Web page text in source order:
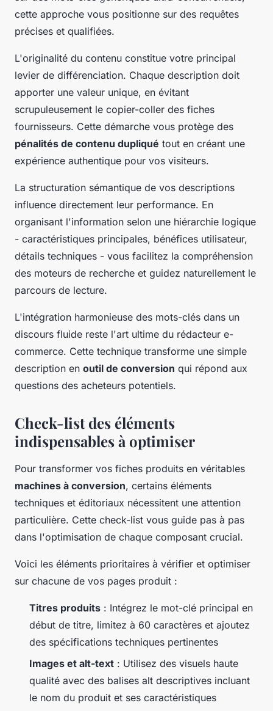
cette approche vous positionne sur des requêtes
précises et qualifiées.
L'originalité du contenu constitue votre principal
levier de différenciation. Chaque description doit
apporter une valeur unique, en évitant
scrupuleusement le copier-coller des fiches
fournisseurs. Cette démarche vous protège des
pénalités de contenu dupliqué tout en créant une
expérience authentique pour vos visiteurs.
La structuration sémantique de vos descriptions
influence directement leur performance. En
organisant l'information selon une hiérarchie logique
- caractéristiques principales, bénéfices utilisateur,
détails techniques - vous facilitez la compréhension
des moteurs de recherche et guidez naturellement le
parcours de lecture.
L'intégration harmonieuse des mots-clés dans un
discours fluide reste l'art ultime du rédacteur e-
commerce. Cette technique transforme une simple
description en outil de conversion qui répond aux
questions des acheteurs potentiels.
Check-list des éléments
indispensables à optimiser
Pour transformer vos fiches produits en véritables
machines à conversion, certains éléments
techniques et éditoriaux nécessitent une attention
particulière. Cette check-list vous guide pas à pas
dans l'optimisation de chaque composant crucial.
Voici les éléments prioritaires à vérifier et optimiser
sur chacune de vos pages produit :
Titres produits : Intégrez le mot-clé principal en
début de titre, limitez à 60 caractères et ajoutez
des spécifications techniques pertinentes
Images et alt-text : Utilisez des visuels haute
qualité avec des balises alt descriptives incluant
le nom du produit et ses caractéristiques